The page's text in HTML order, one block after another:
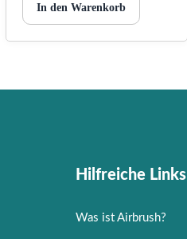
In den Warenkorb
Hilfreiche Links
Was ist Airbrush?